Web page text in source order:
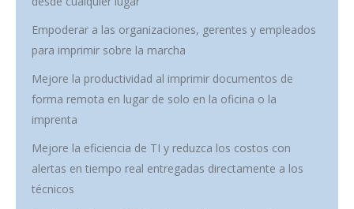
Empoderar a las organizaciones, gerentes y empleados
para imprimir sobre la marcha
Mejore la productividad al imprimir documentos de
forma remota en lugar de solo en la oficina o la
imprenta
Mejore la eficiencia de TI y reduzca los costos con
alertas en tiempo real entregadas directamente a los
técnicos